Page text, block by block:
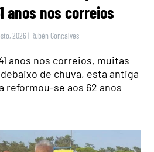
anos nos correios
2026 | Rubén Gonçalves
anos nos correios, muitas
de chuva, esta antiga
reformou-se aos 62 anos